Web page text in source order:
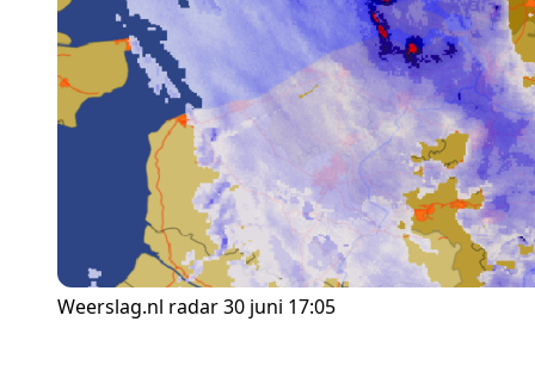
Weerslag.nl radar 30 juni 17:05